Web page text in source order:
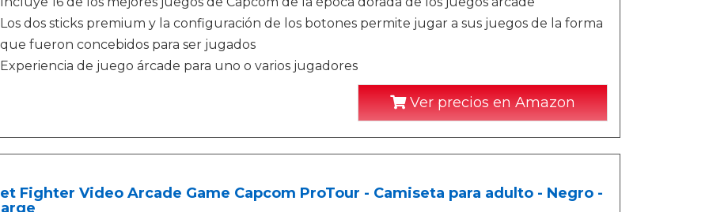
Los dos sticks premium y la configuración de los botones permite jugar a sus juegos de la forma
que fueron concebidos para ser jugados
Experiencia de juego árcade para uno o varios jugadores
Ver precios en Amazon
Fighter Video Arcade Game Capcom ProTour - Camiseta para adulto - Negro -